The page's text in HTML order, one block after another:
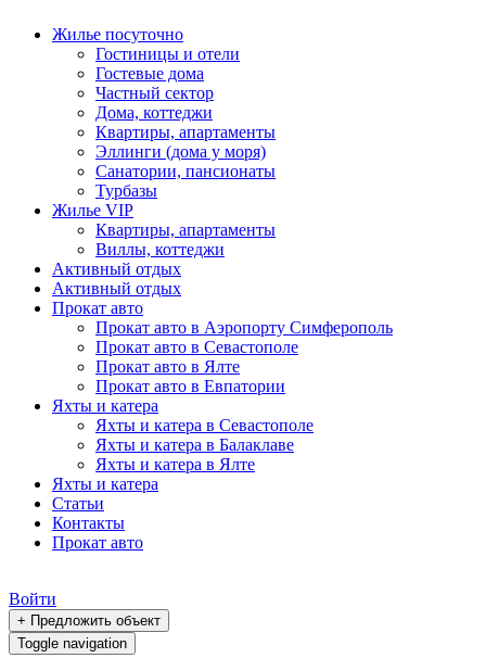
Жилье посуточно
Гостиницы и отели
Гостевые дома
Частный сектор
Дома, коттеджи
Квартиры, апартаменты
Эллинги (дома у моря)
Санатории, пансионаты
Турбазы
Жилье VIP
Квартиры, апартаменты
Виллы, коттеджи
Активный отдых
Активный отдых
Прокат авто
Прокат авто в Аэропорту Симферополь
Прокат авто в Севастополе
Прокат авто в Ялте
Прокат авто в Евпатории
Яхты и катера
Яхты и катера в Севастополе
Яхты и катера в Балаклаве
Яхты и катера в Ялте
Яхты и катера
Статьи
Контакты
Прокат авто
Войти
+ Предложить объект
Toggle navigation